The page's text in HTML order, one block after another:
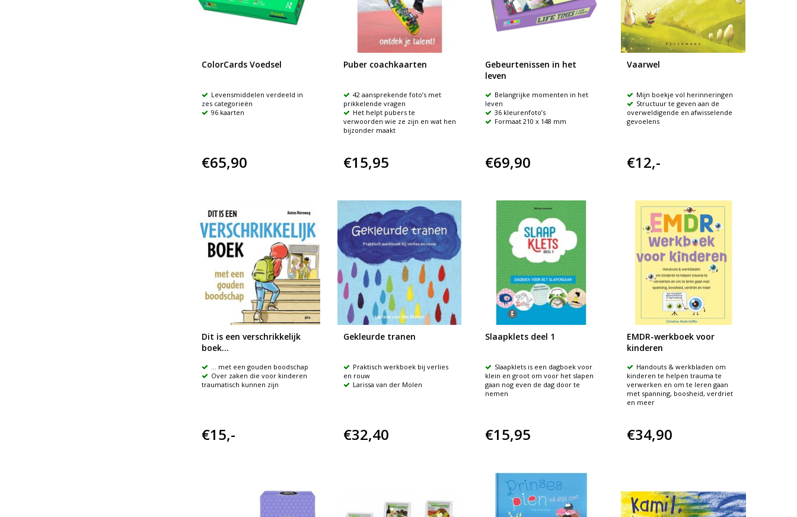
ColorCards Voedsel
Levensmiddelen verdeeld in
zes categorieën
96 kaarten
€65,90
Puber coachkaarten
42 aansprekende foto’s met
prikkelende vragen
Het helpt pubers te
verwoorden wie ze zijn en wat hen
bijzonder maakt
€15,95
Gebeurtenissen in het
leven
Belangrijke momenten in het
leven
36 kleurenfoto’s
Formaat 210 x 148 mm
€69,90
Vaarwel
Mijn boekje vol herinneringen
Structuur te geven aan de
overweldigende en afwisselende
gevoelens
€12,-
Dit is een verschrikkelijk
boek...
… met een gouden boodschap
Over zaken die voor kinderen
traumatisch kunnen zijn
€15,-
Gekleurde tranen
Praktisch werkboek bij verlies
en rouw
Larissa van der Molen
€32,40
Slaapklets deel 1
Slaapklets is een dagboek voor
klein en groot om voor het slapen
gaan nog even de dag door te
nemen
€15,95
EMDR-werkboek voor
kinderen
Handouts & werkbladen om
kinderen te helpen trauma te
verwerken en om te leren gaan
met spanning, boosheid, verdriet
en meer
€34,90